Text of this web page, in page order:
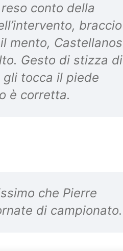
conto della
braccio
mento, Castellanos
Gesto di stizza di
gli tocca il piede
è corretta.
che Pierre
di campionato.